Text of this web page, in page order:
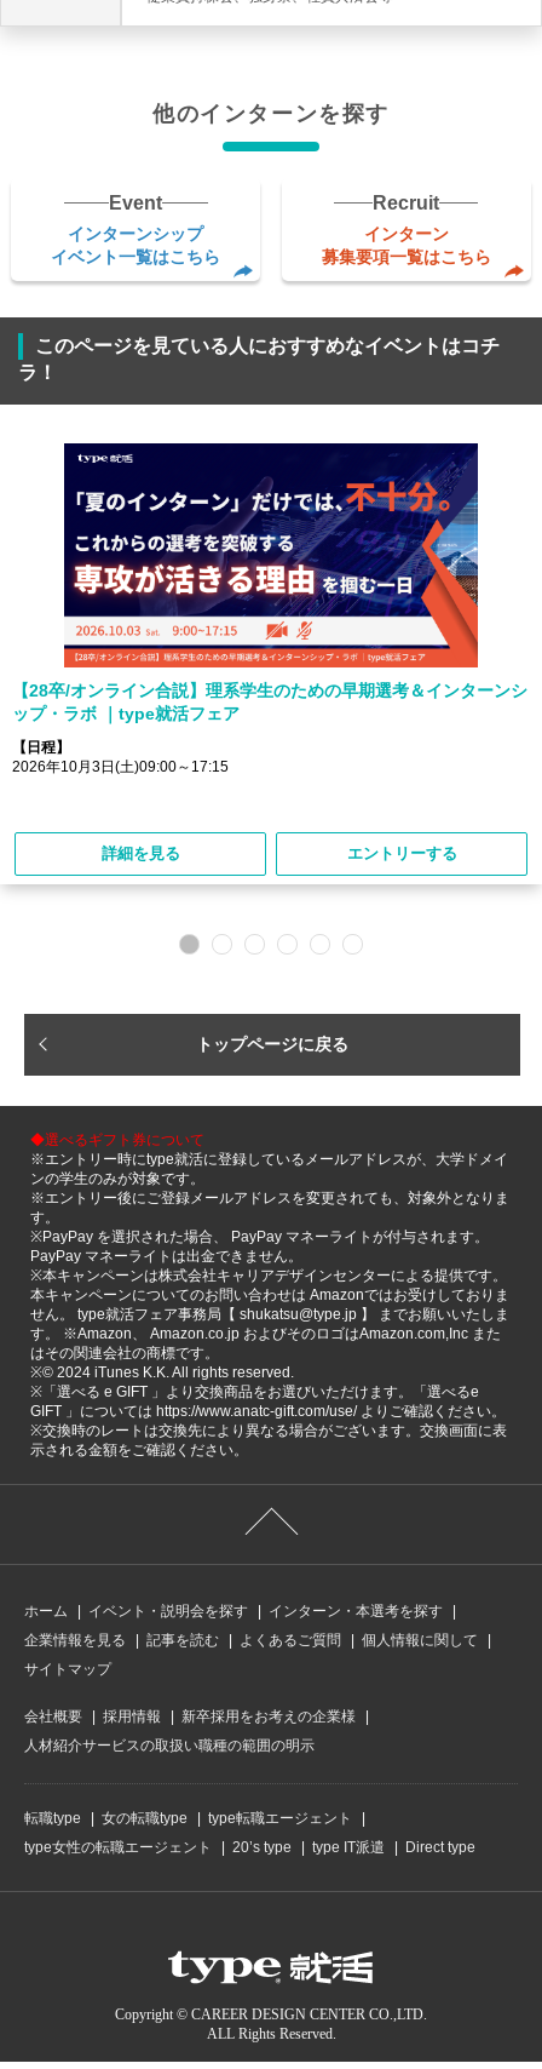
他のインターンを探す
Event
インターンシップ
イベント一覧はこちら
Recruit
インターン
募集要項一覧はこちら
このページを見ている人におすすめなイベントはコチ
ラ！
【28卒/オンライン合説】理系学生のための早期選考＆インターンシ
ップ・ラボ ｜type就活フェア
【日程】
2026年10月3日(土)09:00～17:15
詳細を見る エントリーする
トップページに戻る
◆選べるギフト券について
※エントリー時にtype就活に登録しているメールアドレスが、大学ドメイ
ンの学生のみが対象です。
※エントリー後にご登録メールアドレスを変更されても、対象外となりま
す。
※PayPay を選択された場合、 PayPay マネーライトが付与されます。
PayPay マネーライトは出金できません。
※本キャンペーンは株式会社キャリアデザインセンターによる提供です。
本キャンペーンについてのお問い合わせは Amazonではお受けしておりま
せん。 type就活フェア事務局【 shukatsu@type.jp 】 までお願いいたしま
す。 ※Amazon、 Amazon.co.jp およびそのロゴはAmazon.com,Inc また
はその関連会社の商標です。
※©️ 2024 iTunes K.K. All rights reserved.
※「選べる e GIFT 」より交換商品をお選びいただけます。「選べるe
GIFT 」については https://www.anatc-gift.com/use/ よりご確認ください。
※交換時のレートは交換先により異なる場合がございます。交換画面に表
示される金額をご確認ください。
ホーム イベント・説明会を探す
インターン・本選考を探す
企業情報を見る
記事を読む よくあるご質問
個人情報に関して
サイトマップ
会社概要 採用情報
新卒採用をお考えの企業様
人材紹介サービスの取扱い職種の範囲の明示
転職type 女の転職type
type転職エージェント
type女性の転職エージェント
20’s type type IT派遣 Direct type
Copyright © CAREER DESIGN CENTER CO.,LTD.
ALL Rights Reserved.